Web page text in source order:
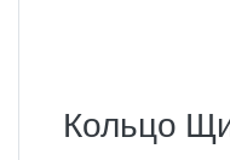
Кольцо